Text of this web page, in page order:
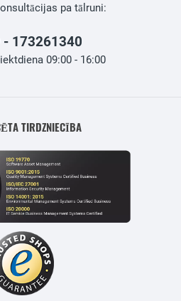
pa tālruni:
- 173261340
09:00 - 16:00
TIRDZNIECĪBA